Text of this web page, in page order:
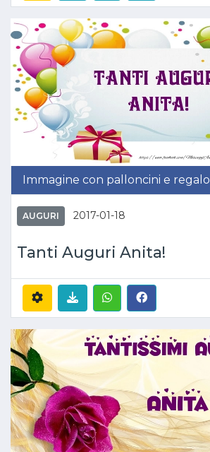
Immagine con palloncini e regalo
AUGURI 2017-01-18
Tanti Auguri Anita!